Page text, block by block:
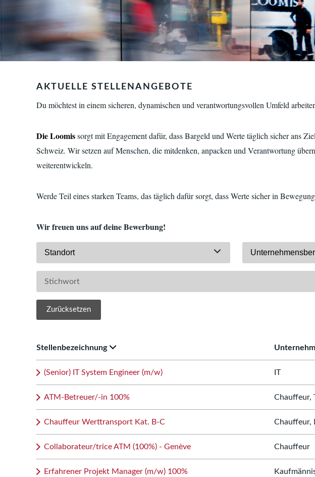
AKTUELLE STELLENANGEBOTE
Du möchtest in einem sicheren, dynamischen und verantwortungsvollen Umfeld
Die Loomissorgt mit Engagement dafür, dass Bargeld und Werte täglich sicher ans
Schweiz. Wir setzen auf Menschen, die mitdenken, anpacken und Verantwortung
weiterentwickeln.
Werde Teil eines starken Teams, das täglich dafür sorgt, dass Werte sicher in
Wir freuen uns auf deine Bewerbung!
Standort
Zurücksetzen
Stellenbezeichnung
(Senior) IT System Engineer (m/w) IT
ATM-Betreuer/-in 100% Chauffeur,
Chauffeur Werttransport Kat. B-C Chauffeur,
Collaborateur/trice ATM (100%) - Genève Chauffeur
Erfahrener Projekt Manager (m/w) 100%